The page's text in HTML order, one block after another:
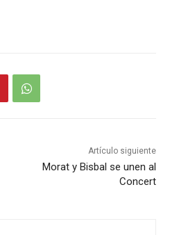
Artículo siguiente
Morat y Bisbal se unen al
Concert